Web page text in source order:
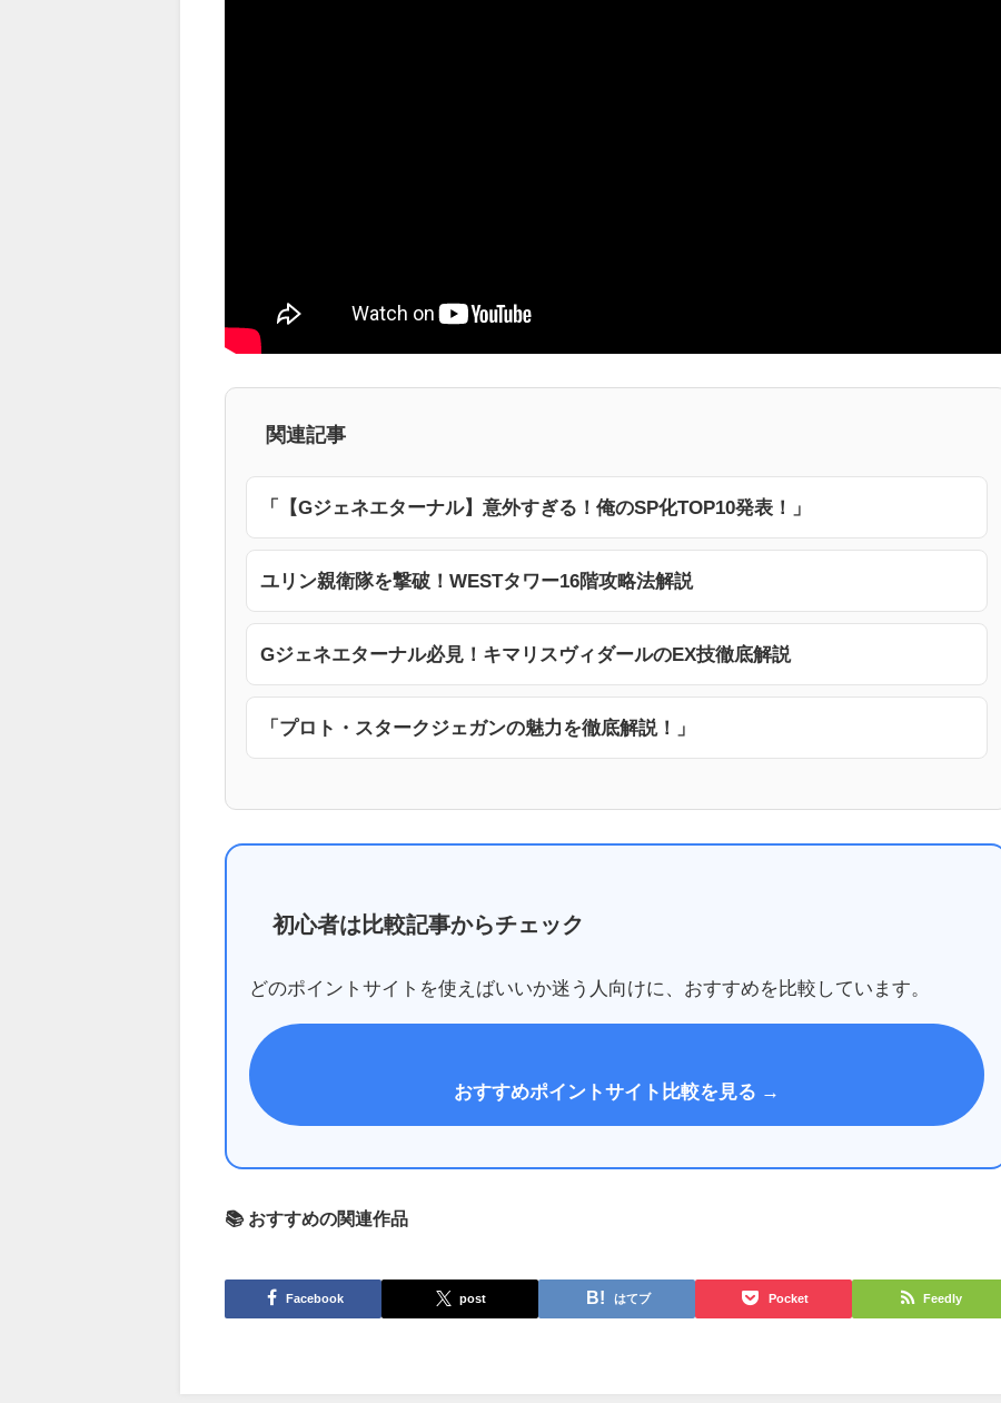
関連記事
「【Gジェネエターナル】意外すぎる！俺のSP化TOP10発表！」
ユリン親衛隊を撃破！WESTタワー16階攻略法解説
Gジェネエターナル必見！キマリスヴィダールのEX技徹底解説
「プロト・スタークジェガンの魅力を徹底解説！」
初心者は比較記事からチェック
どのポイントサイトを使えばいいか迷う人向けに、おすすめを比較しています。
おすすめポイントサイト比較を見る →
📚 おすすめの関連作品
Facebook post はてブ Pocket Feedly